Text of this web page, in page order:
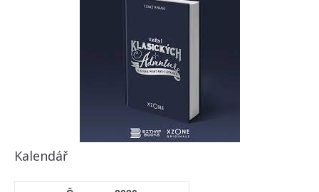
Kalendář